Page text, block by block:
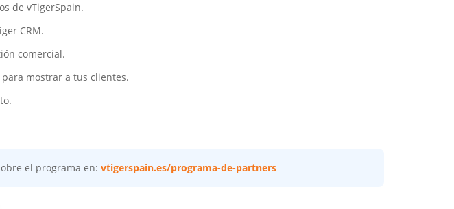
de vTigerSpain.
CRM.
comercial.
mostrar a tus clientes.
el programa en: vtigerspain.es/programa-de-partners